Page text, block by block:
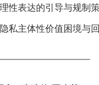
性表达的引导与规制
私主体性价值困境与